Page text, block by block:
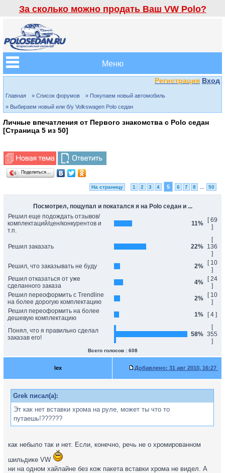
За сколько можно продать Ваш VW Polo?
Меню
Регистрация Вход
Главная » Список форумов
» Покупаем новый автомобиль
» Выбираем новый или б/у Volkswagen Polo седан
Личные впечатления от Первого знакомства с Polo седан
[Страница 5 из 50]
Поделиться…
На страницу 1 2 3 4 5 6 7 8 50
Посмотрел, пощупал и покатался я на Polo седан и ...
Решил еще подождать отзывов/
комплектаций/цен/конкурентов и
т.п.
11%
[ 69
]
Решил заказать 22%
[
136
]
Решил, что заказывать не буду
2%
[ 10
]
Решил отказаться от уже
сделанного заказа
4%
[ 24
]
Решил переоформить с Trendline
на более дорогую комплектацию
2%
[ 10
]
Решил переоформить на более
дешевую комплектацию
1% [ 4 ]
Понял, что я правильно сделал
заказав его!
58%
[
355
]
Всего голосов : 608
lex Добавлено: 31 авг 2010, 16:27
Grek писал(а):
Эт как нет вставки хрома на руле, может ты что то
путаешь!??????
как небыло так и нет. Если, конечно, речь не о хромированном
шильдике VW
ни на одном хайлайне без кож пакета вставки хрома не видел. А